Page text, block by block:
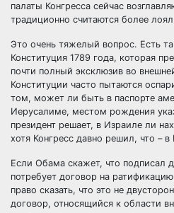
палаты Конгресса сейчас
традиционно считаются более
Это очень тяжелый вопрос. Есть
Конституция 1789 года, которая
почти полный эксклюзив во
Конституции часто пытаются
том, может ли быть в паспорте
Иерусалиме, местом рождения
президент решает, в Израиле ли
хотя Конгресс давно решил, что – в
Если Обама скажет, что подписал
потребует договор на
право сказать, что это не
договор, относящийся к области